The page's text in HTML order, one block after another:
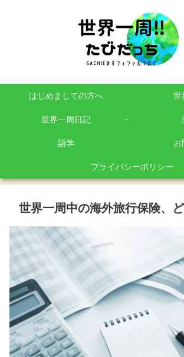
はじめましての方へ 世
世界一周日記
語学 お
プライバシーポリシー
世界一周中の海外旅行保険、